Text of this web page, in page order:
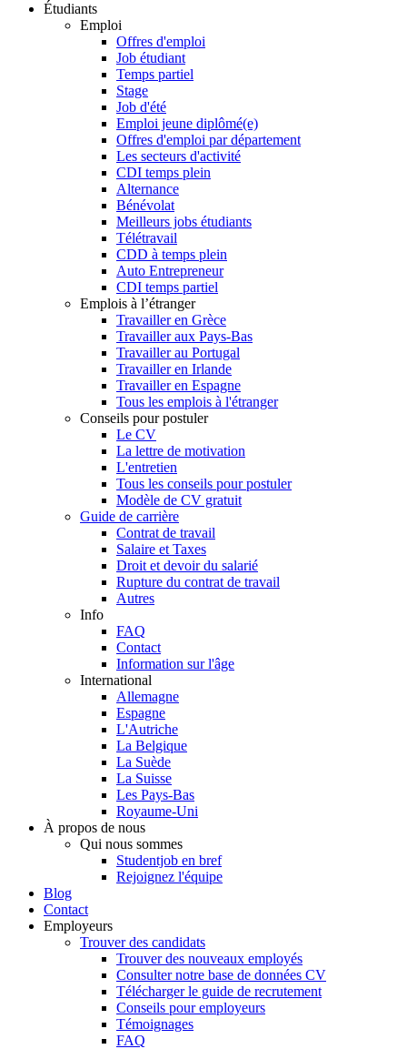
Étudiants
Emploi
Offres d'emploi
Job étudiant
Temps partiel
Stage
Job d'été
Emploi jeune diplômé(e)
Offres d'emploi par département
Les secteurs d'activité
CDI temps plein
Alternance
Bénévolat
Meilleurs jobs étudiants
Télétravail
CDD à temps plein
Auto Entrepreneur
CDI temps partiel
Emplois à l’étranger
Travailler en Grèce
Travailler aux Pays-Bas
Travailler au Portugal
Travailler en Irlande
Travailler en Espagne
Tous les emplois à l'étranger
Conseils pour postuler
Le CV
La lettre de motivation
L'entretien
Tous les conseils pour postuler
Modèle de CV gratuit
Guide de carrière
Contrat de travail
Salaire et Taxes
Droit et devoir du salarié
Rupture du contrat de travail
Autres
Info
FAQ
Contact
Information sur l'âge
International
Allemagne
Espagne
L'Autriche
La Belgique
La Suède
La Suisse
Les Pays-Bas
Royaume-Uni
À propos de nous
Qui nous sommes
Studentjob en bref
Rejoignez l'équipe
Blog
Contact
Employeurs
Trouver des candidats
Trouver des nouveaux employés
Consulter notre base de données CV
Télécharger le guide de recrutement
Conseils pour employeurs
Témoignages
FAQ